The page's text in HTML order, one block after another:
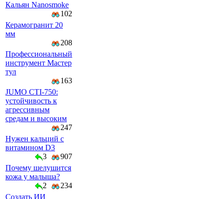
Кальян Nanosmoke
102
Керамогранит 20
мм
208
Профессиональный
инструмент Мастер
тул
163
JUMO CTI-750:
устойчивость к
агрессивным
средам и высоким
247
Нужен кальций с
витамином D3
3
907
Почему шелушится
кожа у малыша?
2
234
Создать ИИ